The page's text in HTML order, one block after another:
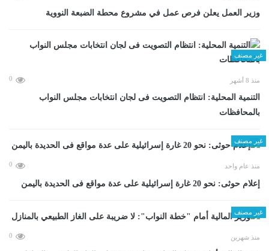
وزير العمل يعلن فرص عمل في مشروع محطة الضبعة النووية
غير مصنف
منذ 8 أشهر 0
التنمية المحلية: انتظام التصويت فى لجان انتخابات مجلس النواب
بالمحافظات
غير مصنف
منذ عام واحد 0
إعلام حوثى: نحو 20 غارة إسرائيلية على عدة مواقع فى الحديدة باليمن
غير مصنف
منذ شهرين 0